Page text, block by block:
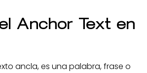
Anchor Text en
ancla, es una palabra, frase o